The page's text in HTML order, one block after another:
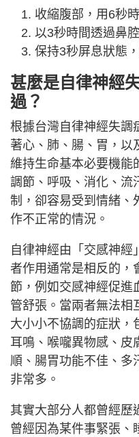
收縮腹部，用6秒
以3秒時間透過鼻
保持3秒屏息狀態
甚麼是自律神經
過？
根據台灣自律神經失調
著心、肺、腸、胃，以
維持生命基本必要機能
調節、呼吸、消化、流
制，卻容易受到情緒、
作不正常的情況。
自律神經由「交感神
者作用通常是相反的，
節，例如交感神經促進
管舒張。當兩者無法相
大小小不協調的症狀，
耳鳴、喉嚨異物感、皮
順、腸胃功能不佳、多
非常多。
其實大部分人都曾經歷
曾經因為某件事緊張、